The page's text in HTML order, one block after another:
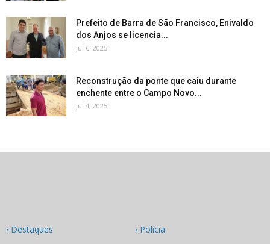
Prefeito de Barra de São Francisco, Enivaldo
dos Anjos se licencia...
jul 6, 2025
Reconstrução da ponte que caiu durante
enchente entre o Campo Novo...
jul 4, 2025
› Destaques
› Polícia